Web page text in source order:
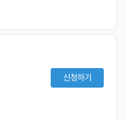
신청하기